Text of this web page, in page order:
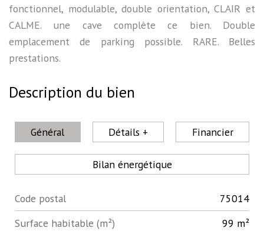
fonctionnel, modulable, double orientation, CLAIR et
CALME. une cave complète ce bien. Double
emplacement de parking possible. RARE. Belles
prestations.
Description du bien
Général Détails + Financier
Bilan énergétique
Label
Code postal
75014
Surface habitable (m²)
99 m²